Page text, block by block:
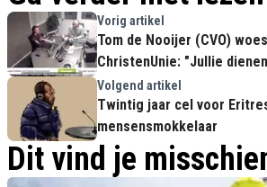
Vorig artikel
Tom de Nooijer (CVO)
ChristenUnie: "Jullie
tegen onze eigen inwoners!"
Volgend artikel
Twintig jaar cel voor
mensensmokkelaar
Dit vind je